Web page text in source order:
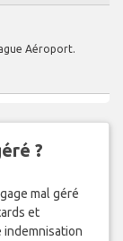
Aéroport.
?
mal géré
et